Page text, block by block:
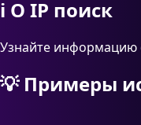
ℹ️ О IP поиск
Узнайте информацию
💡Примеры